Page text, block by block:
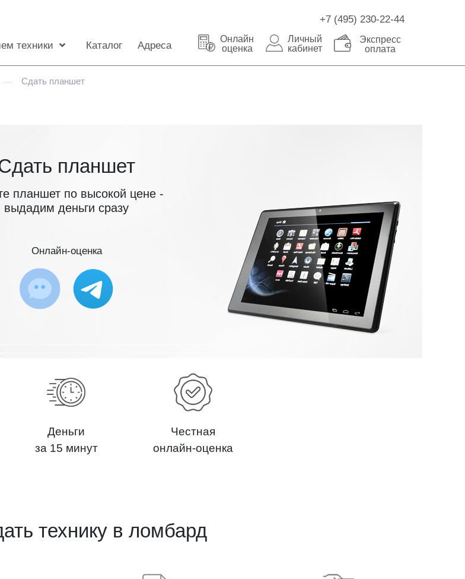
+7 (495) 230-22-44
техники Каталог Адреса
Онлайн
оценка
Личный
кабинет
Экспресс
оплата
— Сдать планшет
планшет
планшет по высокой цене -
выдадим деньги сразу
Онлайн-оценка
Деньги
за 15 минут
Честная
онлайн-оценка
технику в ломбард